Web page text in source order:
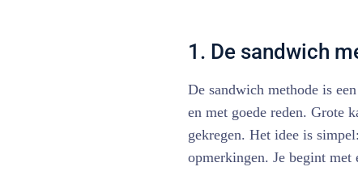
1. De sandwich
De sandwich methode is
en met goede reden. Grote
gekregen. Het idee is
opmerkingen. Je begint